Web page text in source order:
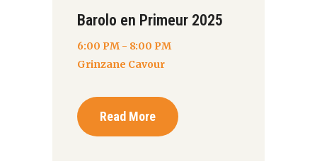
Barolo en Primeur 2025
6:00 PM - 8:00 PM
Grinzane Cavour
Read More